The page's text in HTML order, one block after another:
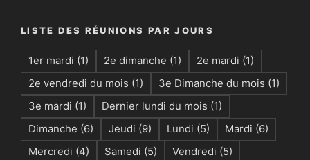
LISTE DES RÉUNIONS PAR JOURS
1er mardi (1) 2e dimanche (1) 2e mardi (1)
2e vendredi du mois (1) 3e Dimanche du mois (1)
3e mardi (1) Dernier lundi du mois (1)
Dimanche (6) Jeudi (9) Lundi (5) Mardi (6)
Mercredi (4) Samedi (5) Vendredi (5)